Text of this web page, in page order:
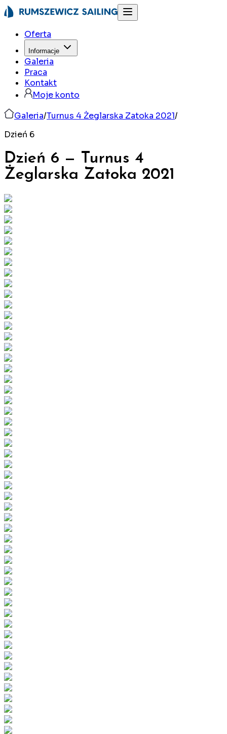
Oferta
Informacje
Galeria
Praca
Kontakt
Moje konto
Galeria/Turnus 4 Żeglarska Zatoka 2021/
Dzień 6
Dzień 6 —
Turnus 4
Żeglarska Zatoka 2021